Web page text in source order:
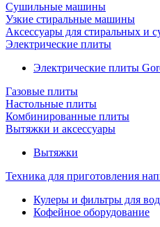
Сушильные машины
Узкие стиральные машины
Аксессуары для стиральных и
Электрические плиты
Электрические плиты
Газовые плиты
Настольные плиты
Комбинированные плиты
Вытяжки и аксессуары
Вытяжки
Техника для приготовления
Кулеры и фильтры для
Кофейное оборудование